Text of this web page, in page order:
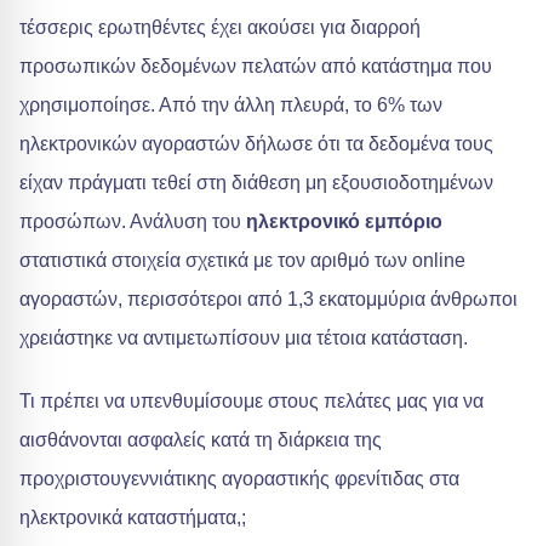
τέσσερις ερωτηθέντες έχει ακούσει για διαρροή
προσωπικών δεδομένων πελατών από κατάστημα που
χρησιμοποίησε. Από την άλλη πλευρά, το 6% των
ηλεκτρονικών αγοραστών δήλωσε ότι τα δεδομένα τους
είχαν πράγματι τεθεί στη διάθεση μη εξουσιοδοτημένων
προσώπων. Ανάλυση του ηλεκτρονικό εμπόριο
στατιστικά στοιχεία σχετικά με τον αριθμό των online
αγοραστών, περισσότεροι από 1,3 εκατομμύρια άνθρωποι
χρειάστηκε να αντιμετωπίσουν μια τέτοια κατάσταση.
Τι πρέπει να υπενθυμίσουμε στους πελάτες μας για να
αισθάνονται ασφαλείς κατά τη διάρκεια της
προχριστουγεννιάτικης αγοραστικής φρενίτιδας στα
ηλεκτρονικά καταστήματα,;